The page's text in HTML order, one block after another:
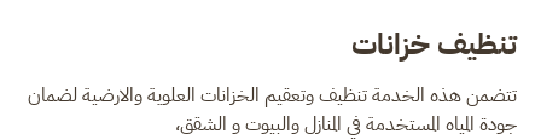
تنظيف خزانات
تتضمن هذه الخدمة تنظيف وتعقيم الخزانات العلوية والارضية لضمان
جودة المياه المستخدمة في المنازل والبيوت و الشقق،